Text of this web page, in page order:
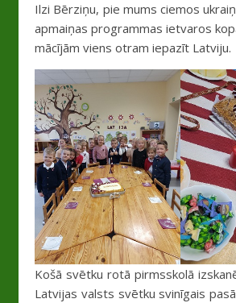
Ilzi Bērziņu, pie mums ciemos
apmaiņas programmas ietvaros
mācījām viens otram iepazīt Latviju.
Košā svētku rotā pirmsskolā
Latvijas valsts svētku svinīgais